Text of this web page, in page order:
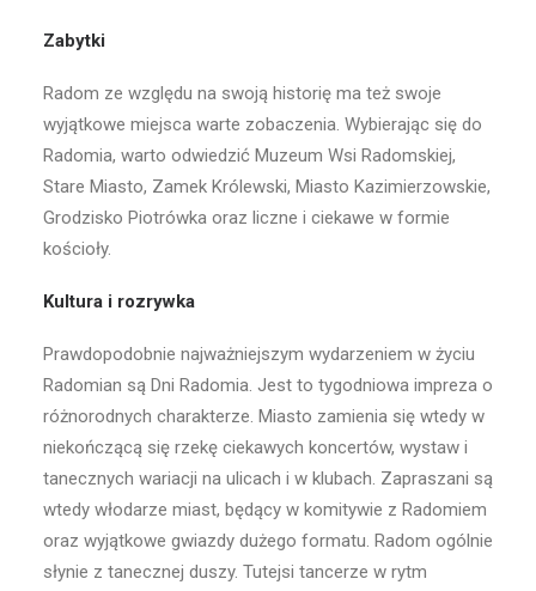
Zabytki
Radom ze względu na swoją historię ma też swoje
wyjątkowe miejsca warte zobaczenia. Wybierając się do
Radomia, warto odwiedzić Muzeum Wsi Radomskiej,
Stare Miasto, Zamek Królewski, Miasto Kazimierzowskie,
Grodzisko Piotrówka oraz liczne i ciekawe w formie
kościoły.
Kultura i rozrywka
Prawdopodobnie najważniejszym wydarzeniem w życiu
Radomian są Dni Radomia. Jest to tygodniowa impreza o
różnorodnych charakterze. Miasto zamienia się wtedy w
niekończącą się rzekę ciekawych koncertów, wystaw i
tanecznych wariacji na ulicach i w klubach. Zapraszani są
wtedy włodarze miast, będący w komitywie z Radomiem
oraz wyjątkowe gwiazdy dużego formatu. Radom ogólnie
słynie z tanecznej duszy. Tutejsi tancerze w rytm